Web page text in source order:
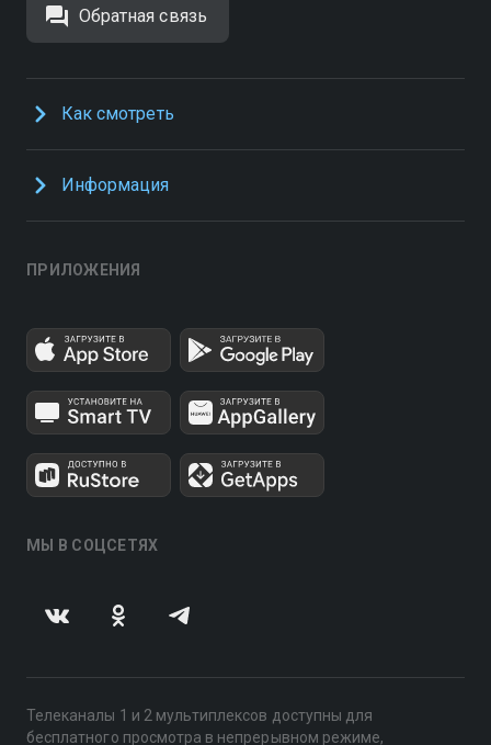
Обратная связь
Как смотреть
Информация
ПРИЛОЖЕНИЯ
МЫ В СОЦСЕТЯХ
Телеканалы 1 и 2 мультиплексов доступны для
бесплатного просмотра в непрерывном режиме,